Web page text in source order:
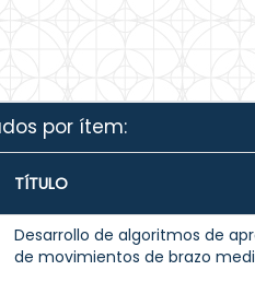
por ítem:
TÍTULO
Desarrollo de algoritmos de
de movimientos de brazo